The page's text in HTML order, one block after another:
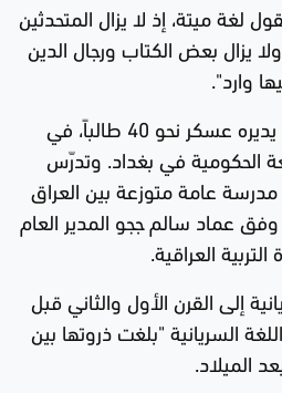
لغة ميتة، إذ لا يزال المتحدثين
يزال بعض الكتاب ورجال الدين
وارد".
يضمّ قسم السريانية الذي يديره عسكر نحو 40 طالباً، في
الحكومية في بغداد. وتدرّس
اللغة أيضاً في حوالى 265 مدرسة عامة متوزعة بين العراق
عماد سالم ججو المدير العام
العراقية.
إلى القرن الأول والثاني قبل
السريانية "بلغت ذروتها بين
الميلاد.